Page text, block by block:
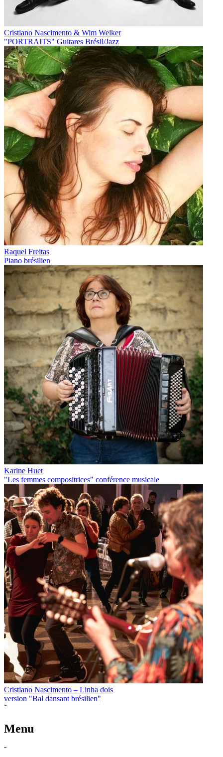
Cristiano Nascimento & Wim Welker
"PORTRAITS" Guitares Brésil/Jazz
Raquel Freitas
Piano brésilien
Karine Huet
"Les femmes compositrices" conférence musicale
Cristiano Nascimento – Linha dois
version "Bal dansant brésilien"
˜
Menu
˜